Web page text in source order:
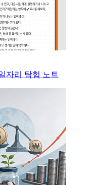
자리 탐험 노트